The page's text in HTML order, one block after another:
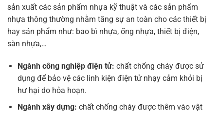
sản xuất các sản phẩm nhựa kỹ thuật và các sản phẩm
nhựa thông thường nhằm tăng sự an toàn cho các thiết bị
hay sản phẩm như: bao bì nhựa, ống nhựa, thiết bị điện,
sàn nhựa,…
Ngành công nghiệp điện tử: chất chống cháy được sử
dụng để bảo vệ các linh kiện điện tử nhạy cảm khỏi bị
hư hại do hỏa hoạn.
Ngành xây dựng: chất chống cháy được thêm vào vật